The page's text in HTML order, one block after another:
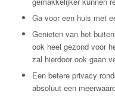
Ga voor een huis met
Genieten van het
ook heel gezond voor
zal hierdoor ook gaan
Een betere privacy
absoluut een